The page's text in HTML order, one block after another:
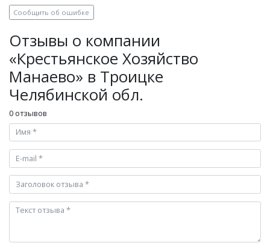
Сообщить об ошибке
Отзывы о компании
«Крестьянское Хозяйство
Манаево» в Троицке
Челябинской обл.
0 отзывов